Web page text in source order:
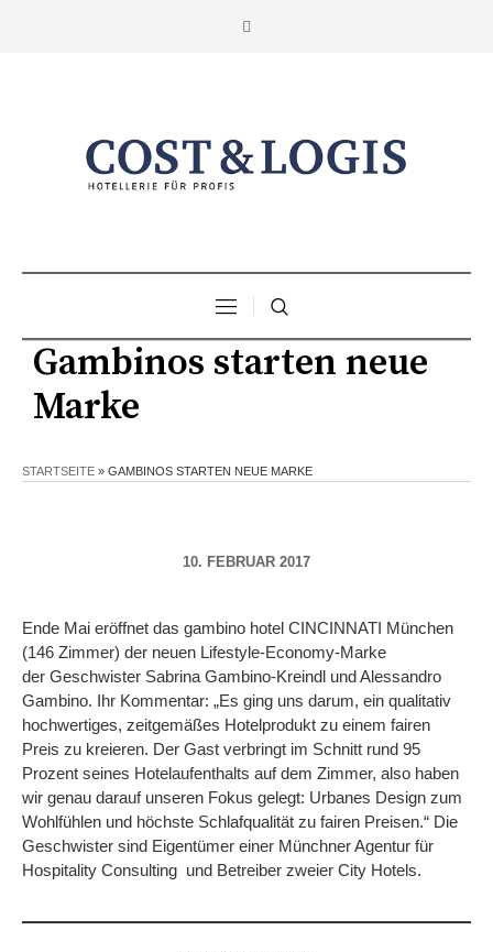
Gambinos starten neue
Marke
STARTSEITE » GAMBINOS STARTEN NEUE MARKE
10. FEBRUAR 2017
Ende Mai eröffnet das gambino hotel CINCINNATI München
(146 Zimmer) der neuen Lifestyle-Economy-Marke
der Geschwister Sabrina Gambino-Kreindl und Alessandro
Gambino. Ihr Kommentar: „Es ging uns darum, ein qualitativ
hochwertiges, zeitgemäßes Hotelprodukt zu einem fairen
Preis zu kreieren. Der Gast verbringt im Schnitt rund 95
Prozent seines Hotelaufenthalts auf dem Zimmer, also haben
wir genau darauf unseren Fokus gelegt: Urbanes Design zum
Wohlfühlen und höchste Schlafqualität zu fairen Preisen.“ Die
Geschwister sind Eigentümer einer Münchner Agentur für
Hospitality Consulting und Betreiber zweier City Hotels.